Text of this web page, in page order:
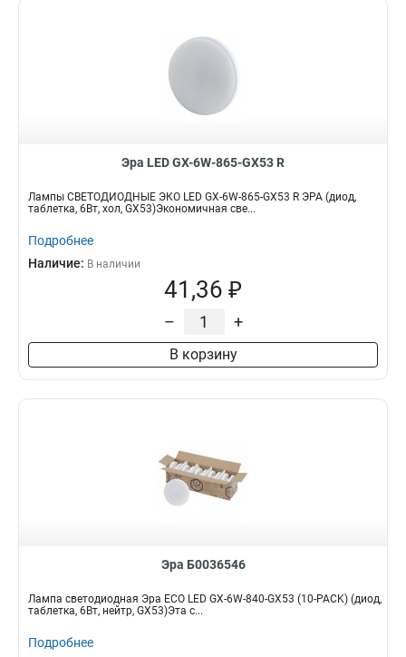
Эра LED GX-6W-865-GX53 R
Лампы СВЕТОДИОДНЫЕ ЭКО LED GX-6W-865-GX53 R ЭРА (диод,
таблетка, 6Вт, хол, GX53)Экономичная све...
Подробнее
Наличие: В наличии
41,36 ₽
– +
В корзину
Эра Б0036546
Лампа светодиодная Эра ECO LED GX-6W-840-GX53 (10-PACK) (диод,
таблетка, 6Вт, нейтр, GX53)Эта с...
Подробнее